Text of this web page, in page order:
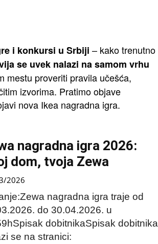
i konkursi u Srbiji – kako trenutno
se uvek nalazi na samom vrhu
mestu proveriti pravila učešća,
izvorima. Pratimo objave
nova Ikea nagradna igra.
nagradna igra 2026:
dom, tvoja Zewa
2026
nagradna igra traje od
do 30.04.2026. u
dobitnikaSpisak dobitnika
se na stranici: